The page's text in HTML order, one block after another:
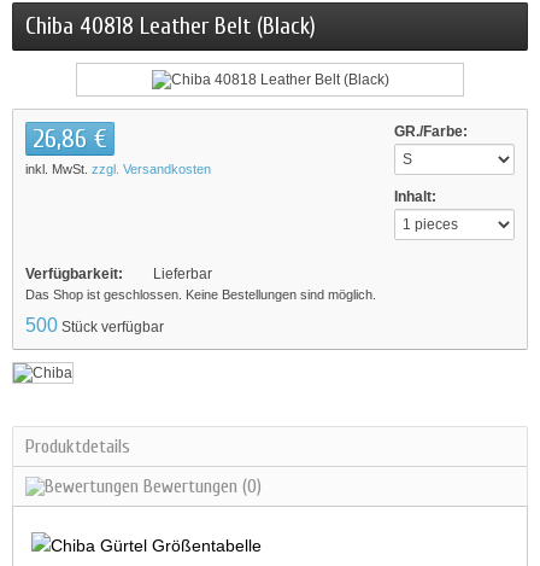
Chiba 40818 Leather Belt (Black)
GR./Farbe:
Inhalt:
26,86 €
inkl. MwSt. zzgl. Versandkosten
Verfügbarkeit: Lieferbar
Das Shop ist geschlossen. Keine Bestellungen sind möglich.
500 Stück verfügbar
Produktdetails
Bewertungen (0)